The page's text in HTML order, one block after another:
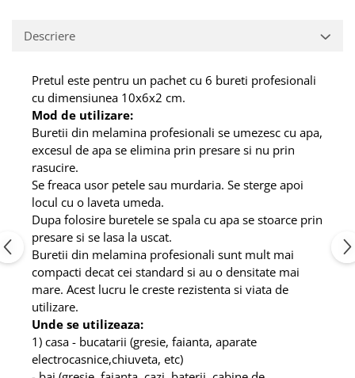
Descriere
Pretul este pentru un pachet cu 6 bureti profesionali
cu dimensiunea 10x6x2 cm.
Mod de utilizare:
Buretii din melamina profesionali se umezesc cu apa,
excesul de apa se elimina prin presare si nu prin
rasucire.
Se freaca usor petele sau murdaria. Se sterge apoi
locul cu o laveta umeda.
Dupa folosire buretele se spala cu apa se stoarce prin
presare si se lasa la uscat.
Buretii din melamina profesionali sunt mult mai
compacti decat cei standard si au o densitate mai
mare. Acest lucru le creste rezistenta si viata de
utilizare.
Unde se utilizeaza:
1) casa - bucatarii (gresie, faianta, aparate
electrocasnice,chiuveta, etc)